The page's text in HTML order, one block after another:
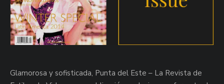
Glamorosa y sofisticada, Punta del Este – La Revista de